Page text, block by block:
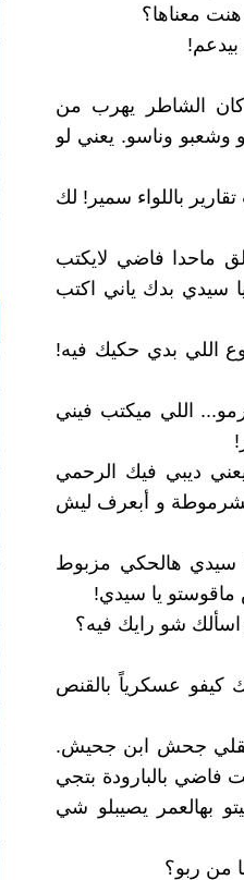
معناها؟
الشاطر يهرب من
وشعبو وناسو. يعني لو
باللواء سمير! لك
ماحدا فاضي لايكتب
سيدي بدك ياني اكتب
اللي بدي حكيك فيه!
اللي ميكتب فيني
ديبي فيك الرحمي
و أبعرف ليش
سيدي هالحكي مزبوط
يا سيدي!
اسألك شو رايك فيه؟
كيفو عسكرياً بالقنص
عقلي جحش ابن جحيش.
بالبارودة بتجي
بهالعمر يصيبلو شي
من ربو؟